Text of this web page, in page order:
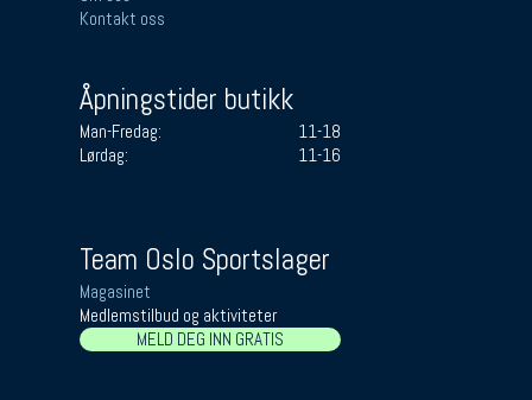
Kontakt oss
Åpningstider butikk
Man-Fredag:
11-18
Lørdag:
11-16
Team Oslo Sportslager
Magasinet
Medlemstilbud og aktiviteter
MELD DEG INN GRATIS